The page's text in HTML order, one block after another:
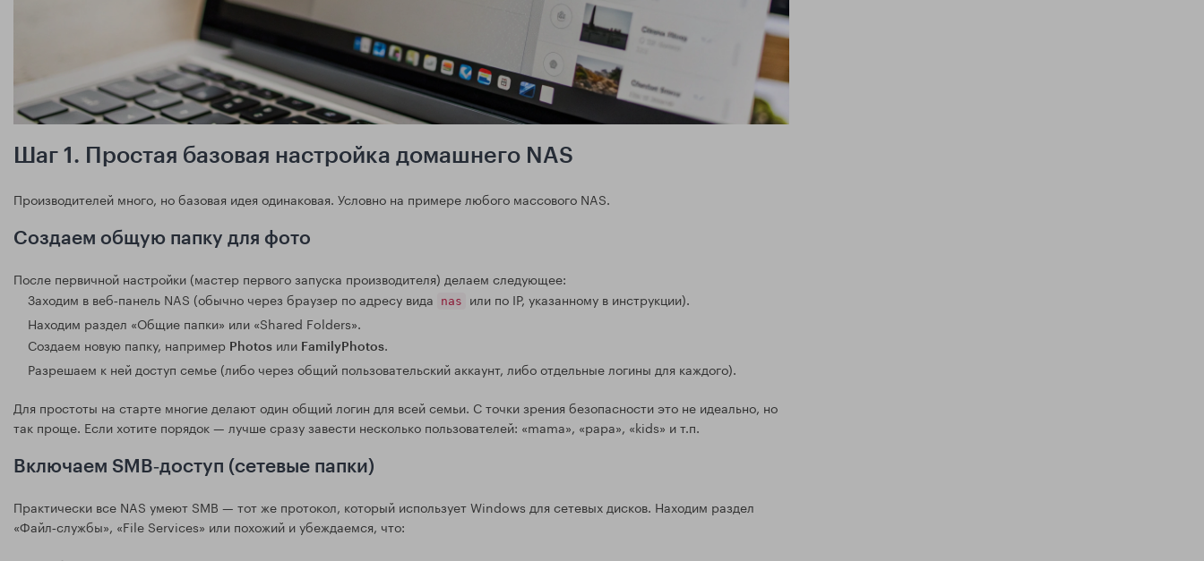
Шаг 1. Простая базовая настройка домашнего NAS
Производителей много, но базовая идея одинаковая. Условно на примере любого массового NAS.
Создаем общую папку для фото
После первичной настройки (мастер первого запуска производителя) делаем следующее:
Заходим в веб‑панель NAS (обычно через браузер по адресу вида
nas
или по IP, указанному в инструкции).
Находим раздел «Общие папки» или «Shared Folders».
Создаем новую папку, например Photos или FamilyPhotos.
Разрешаем к ней доступ семье (либо через общий пользовательский аккаунт, либо отдельные логины для каждого).
Для простоты на старте многие делают один общий логин для всей семьи. С точки зрения безопасности это не идеально, но
так проще. Если хотите порядок — лучше сразу завести несколько пользователей: «mama», «papa», «kids» и т.п.
Включаем SMB‑доступ (сетевые папки)
Практически все NAS умеют SMB — тот же протокол, который использует Windows для сетевых дисков. Находим раздел
«Файл‑службы», «File Services» или похожий и убеждаемся, что: